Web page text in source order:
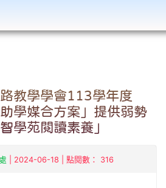
教學學會113學年度
學媒合方案」提供弱勢
學苑閱讀素養」
| 2024-06-18 | 點閱數： 316